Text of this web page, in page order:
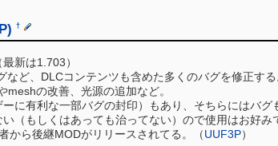
†
最新は1.703）
ど、DLCコンテンツも含めた多くのバグを修正する
の改善、光源の追加など。
に有利な一部バグの封印）もあり、そちらにはバグ
（もしくはあっても治ってない）ので使用はお好み
から後継MODがリリースされてる。（UUF3P）